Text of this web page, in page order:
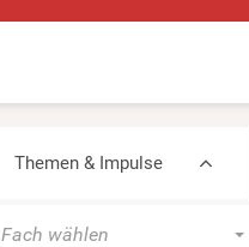
Themen & Impulse
Fach wählen